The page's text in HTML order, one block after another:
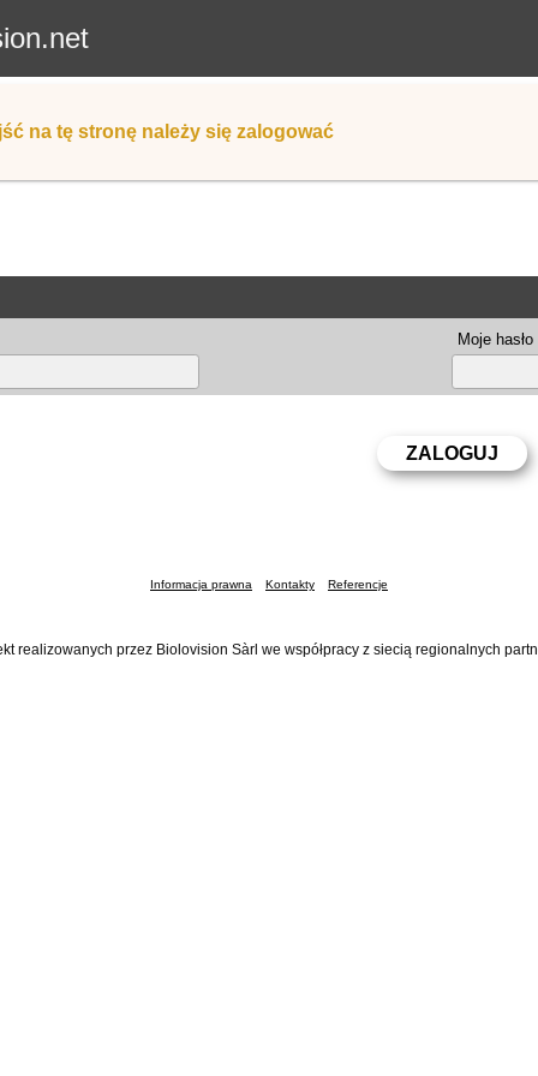
na tę stronę należy się zalogować
Moje hasło
Informacja prawna Kontakty Referencje
realizowanych przez Biolovision Sàrl we współpracy z siecią regionalnych